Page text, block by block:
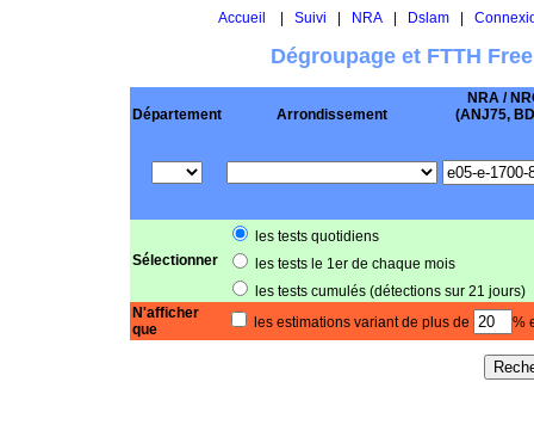
Accueil Suivi NRA| Dslam|
Dégroupage et FTTH
Département Arrondissement
NRA /
(ANJ75,
Sélectionner
les tests quotidiens
les tests le 1er de chaque mois
les tests cumulés (détections sur 21 jours)
N'afficher
que
les estimations variant de plus de %